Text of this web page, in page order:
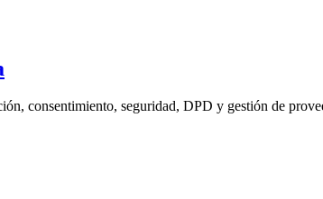
consentimiento, seguridad, DPD y gestión de